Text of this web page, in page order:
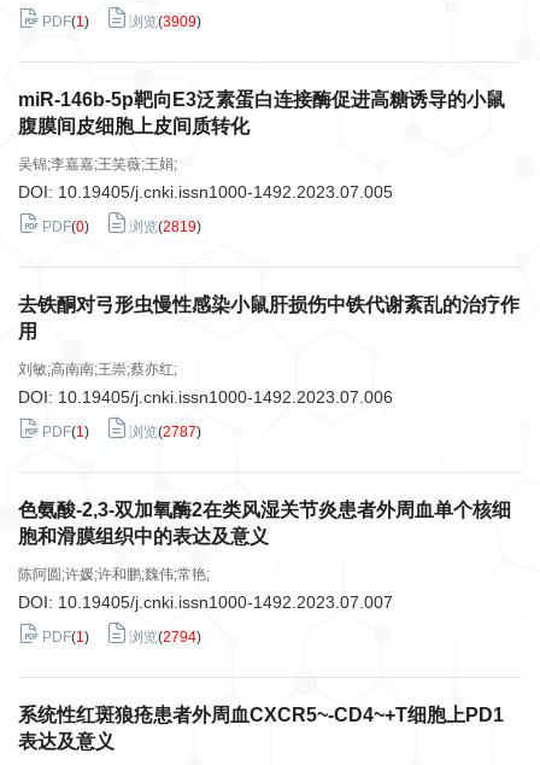
PDF(1) 浏览(3909)
miR-146b-5p靶向E3泛素蛋白连接酶促进高糖诱导的小鼠
腹膜间皮细胞上皮间质转化
吴锦;李嘉嘉;王笑薇;王娟;
DOI: 10.19405/j.cnki.issn1000-1492.2023.07.005
PDF(0) 浏览(2819)
去铁酮对弓形虫慢性感染小鼠肝损伤中铁代谢紊乱的治疗作
用
刘敏;高南南;王崇;蔡亦红;
DOI: 10.19405/j.cnki.issn1000-1492.2023.07.006
PDF(1) 浏览(2787)
色氨酸-2,3-双加氧酶2在类风湿关节炎患者外周血单个核细
胞和滑膜组织中的表达及意义
陈阿圆;许媛;许和鹏;魏伟;常艳;
DOI: 10.19405/j.cnki.issn1000-1492.2023.07.007
PDF(1) 浏览(2794)
系统性红斑狼疮患者外周血CXCR5~-CD4~+T细胞上PD1
表达及意义